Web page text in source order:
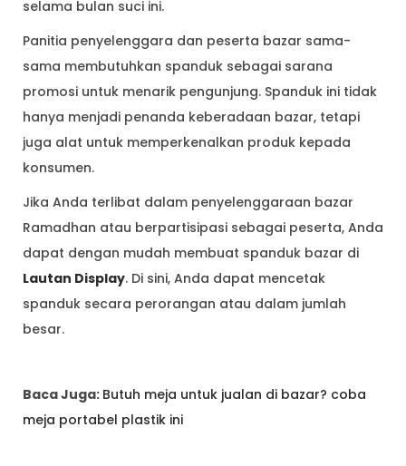
selama bulan suci ini.
Panitia penyelenggara dan peserta bazar sama-
sama membutuhkan spanduk sebagai sarana
promosi untuk menarik pengunjung. Spanduk ini tidak
hanya menjadi penanda keberadaan bazar, tetapi
juga alat untuk memperkenalkan produk kepada
konsumen.
Jika Anda terlibat dalam penyelenggaraan bazar
Ramadhan atau berpartisipasi sebagai peserta, Anda
dapat dengan mudah membuat spanduk bazar di
Lautan Display. Di sini, Anda dapat mencetak
spanduk secara perorangan atau dalam jumlah
besar.
Baca Juga: Butuh meja untuk jualan di bazar? coba
meja portabel plastik ini